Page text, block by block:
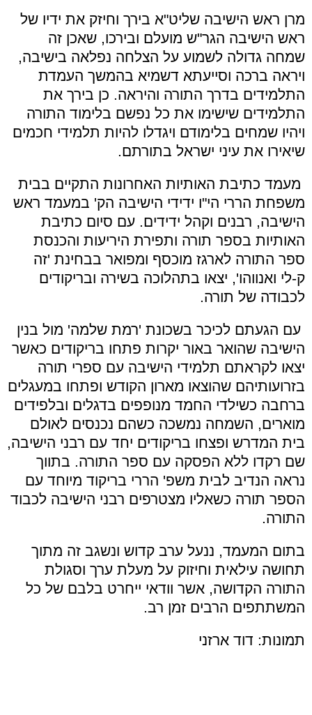
מרן ראש הישיבה שליט"א בירך וחיזק את ידיו של
ראש הישיבה הגר"ש מועלם ובירכו, שאכן זה
שמחה גדולה לשמוע על הצלחה נפלאה בישיבה,
ויראה ברכה וסייעתא דשמיא בהמשך העמדת
התלמידים בדרך התורה והיראה. כן בירך את
התלמידים שישימו את כל נפשם בלימוד התורה
ויהיו שמחים בלימודם ויגדלו להיות תלמידי חכמים
שיאירו את עיני ישראל בתורתם.
מעמד כתיבת האותיות האחרונות התקיים בבית
משפחת הררי הי"ו ידידי הישיבה הק' במעמד ראש
הישיבה, רבנים וקהל ידידים. עם סיום כתיבת
האותיות בספר תורה ותפירת היריעות והכנסת
ספר התורה לארגז מוכסף ומפואר בבחינת 'זה
ק-לי ואנווהו', יצאו בתהלוכה בשירה ובריקודים
לכבודה של תורה.
עם הגעתם לכיכר בשכונת 'רמת שלמה' מול בנין
הישיבה שהואר באור יקרות פתחו בריקודים כאשר
יצאו לקראתם תלמידי הישיבה עם ספרי תורה
בזרועותיהם שהוצאו מארון הקודש ופתחו במעגלים
ברחבה כשילדי החמד מנופפים בדגלים ובלפידים
מוארים, השמחה נמשכה כשהם נכנסים לאולם
בית המדרש ופצחו בריקודים יחד עם רבני הישיבה,
שם רקדו ללא הפסקה עם ספר התורה. בתווך
נראה הנדיב לבית משפ' הררי בריקוד מיוחד עם
הספר תורה כשאליו מצטרפים רבני הישיבה לכבוד
התורה.
בתום המעמד, ננעל ערב קדוש ונשגב זה מתוך
תחושה עילאית וחיזוק על מעלת ערך וסגולת
התורה הקדושה, אשר וודאי ייחרט בלבם של כל
המשתתפים הרבים זמן רב.
תמונות: דוד ארזני